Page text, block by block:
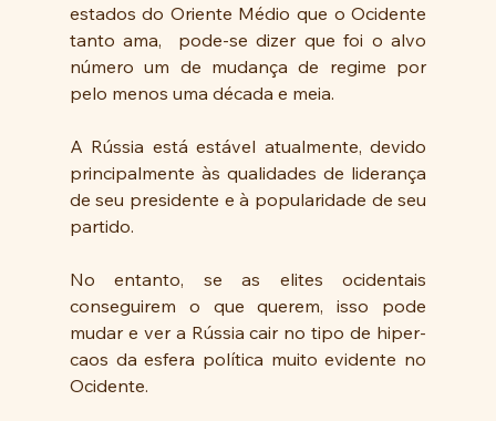
estados do Oriente Médio que o Ocidente
tanto ama,  pode-se dizer que foi o alvo
número um de mudança de regime por
pelo menos uma década e meia.
A Rússia está estável atualmente, devido
principalmente às qualidades de liderança
de seu presidente e à popularidade de seu
partido.
No entanto, se as elites ocidentais
conseguirem o que querem, isso pode
mudar e ver a Rússia cair no tipo de hiper-
caos da esfera política muito evidente no
Ocidente.